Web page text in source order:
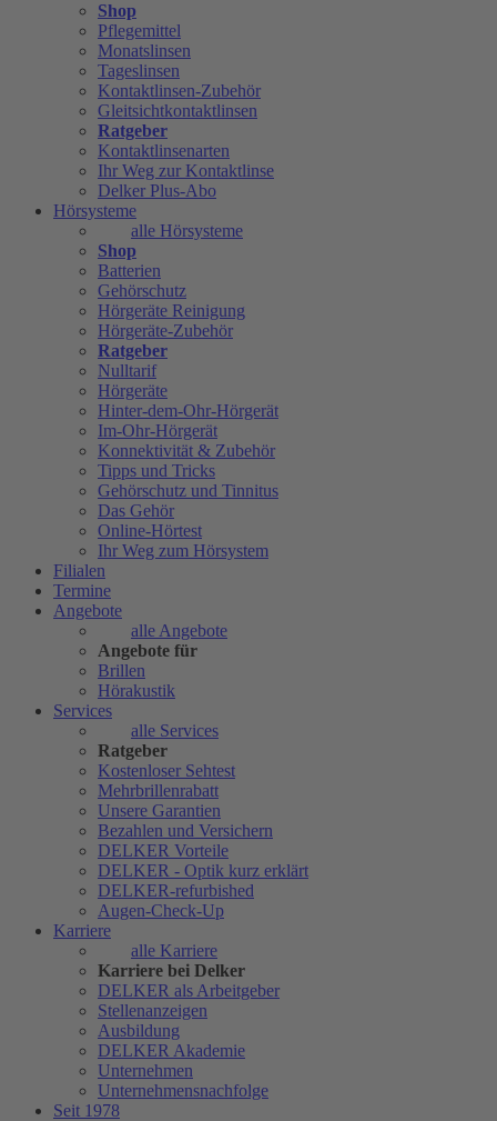
Shop
Pflegemittel
Monatslinsen
Tageslinsen
Kontaktlinsen-Zubehör
Gleitsichtkontaktlinsen
Ratgeber
Kontaktlinsenarten
Ihr Weg zur Kontaktlinse
Delker Plus-Abo
Hörsysteme
alle Hörsysteme
Shop
Batterien
Gehörschutz
Hörgeräte Reinigung
Hörgeräte-Zubehör
Ratgeber
Nulltarif
Hörgeräte
Hinter-dem-Ohr-Hörgerät
Im-Ohr-Hörgerät
Konnektivität & Zubehör
Tipps und Tricks
Gehörschutz und Tinnitus
Das Gehör
Online-Hörtest
Ihr Weg zum Hörsystem
Filialen
Termine
Angebote
alle Angebote
Angebote für
Brillen
Hörakustik
Services
alle Services
Ratgeber
Kostenloser Sehtest
Mehrbrillenrabatt
Unsere Garantien
Bezahlen und Versichern
DELKER Vorteile
DELKER - Optik kurz erklärt
DELKER-refurbished
Augen-Check-Up
Karriere
alle Karriere
Karriere bei Delker
DELKER als Arbeitgeber
Stellenanzeigen
Ausbildung
DELKER Akademie
Unternehmen
Unternehmensnachfolge
Seit 1978